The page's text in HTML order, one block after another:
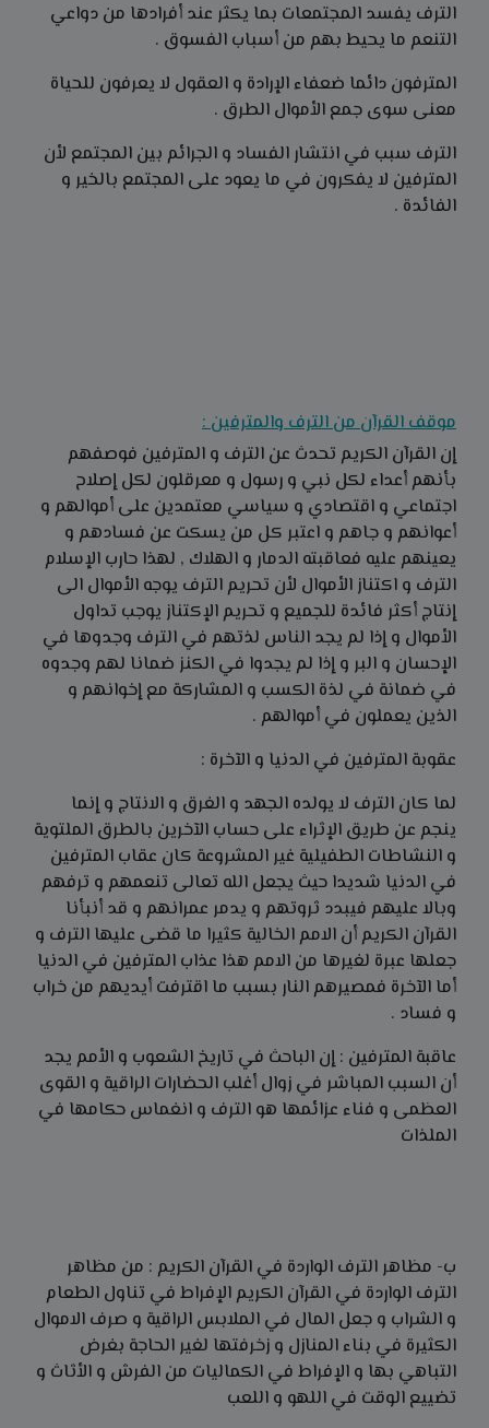
الترف يفسد المجتمعات بما يكثر عند أفرادها من دواعي
التنعم ما يحيط بهم من أسباب الفسوق .
المترفون دائما ضعفاء الإرادة و العقول لا يعرفون للحياة
معنى سوى جمع الأموال الطرق .
الترف سبب في انتشار الفساد و الجرائم بين المجتمع لأن
المترفين لا يفكرون في ما يعود على المجتمع بالخير و
الفائدة .
موقف القرآن من الترف والمترفين :
إن القرآن الكريم تحدث عن الترف و المترفين فوصفهم
بأنهم أعداء لكل نبي و رسول و معرقلون لكل إصلاح
اجتماعي و اقتصادي و سياسي معتمدين على أموالهم و
أعوانهم و جاهم و اعتبر كل من يسكت عن فسادهم و
يعينهم عليه فعاقبته الدمار و الهلاك , لهذا حارب الإسلام
الترف و اكتناز الأموال لأن تحريم الترف يوجه الأموال الى
إنتاج أكثر فائدة للجميع و تحريم الإكتناز يوجب تداول
الأموال و إذا لم يجد الناس لذتهم في الترف وجدوها في
الإحسان و البر و إذا لم يجدوا في الكنز ضمانا لهم وجدوه
في ضمانة في لذة الكسب و المشاركة مع إخوانهم و
الذين يعملون في أموالهم .
عقوبة المترفين في الدنيا و الآخرة :
لما كان الترف لا يولده الجهد و الغرق و الانتاج و إنما
ينجم عن طريق الإثراء على حساب الآخرين بالطرق الملتوية
و النشاطات الطفيلية غير المشروعة كان عقاب المترفين
في الدنيا شديدا حيث يجعل الله تعالى تنعمهم و ترفهم
وبالا عليهم فيبدد ثروتهم و يدمر عمرانهم و قد أنبأنا
القرآن الكريم أن الامم الخالية كثيرا ما قضى عليها الترف و
جعلها عبرة لغيرها من الامم هذا عذاب المترفين في الدنيا
أما الآخرة فمصيرهم النار بسبب ما اقترفت أيديهم من خراب
و فساد .
عاقبة المترفين : إن الباحث في تاريخ الشعوب و الأمم يجد
أن السبب المباشر في زوال أغلب الحضارات الراقية و القوى
العظمى و فناء عزائمها هو الترف و انغماس حكامها في
الملذات
ب- مظاهر الترف الواردة في القرآن الكريم : من مظاهر
الترف الواردة في القرآن الكريم الإفراط في تناول الطعام
و الشراب و جعل المال في الملابس الراقية و صرف الاموال
الكثيرة في بناء المنازل و زخرفتها لغير الحاجة بغرض
التباهي بها و الإفراط في الكماليات من الفرش و الأثاث و
تضييع الوقت في اللهو و اللعب